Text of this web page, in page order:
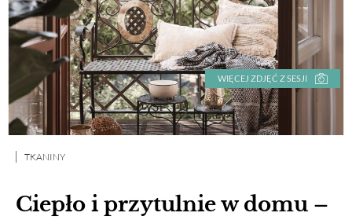
WIĘCEJ ZDJĘĆ Z SESJI
Ciepło i przytulnie w domu –
TKANINY